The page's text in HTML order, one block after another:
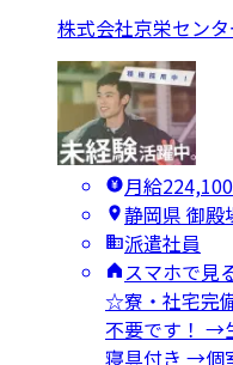
株式会社京栄センタ
月給
静岡県 御殿
派遣社員
スマホで見
☆寮・社宅完
不要です！ →
寝具付き →個